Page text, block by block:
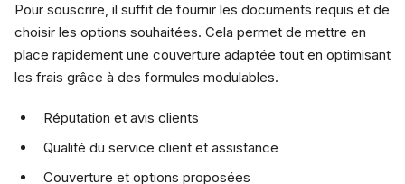
Pour souscrire, il suffit de fournir les documents requis et de
choisir les options souhaitées. Cela permet de mettre en
place rapidement une couverture adaptée tout en optimisant
les frais grâce à des formules modulables.
Réputation et avis clients
Qualité du service client et assistance
Couverture et options proposées